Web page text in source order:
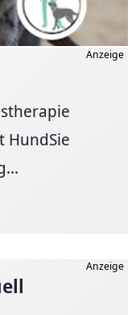
Anzeige
HundSie
Anzeige